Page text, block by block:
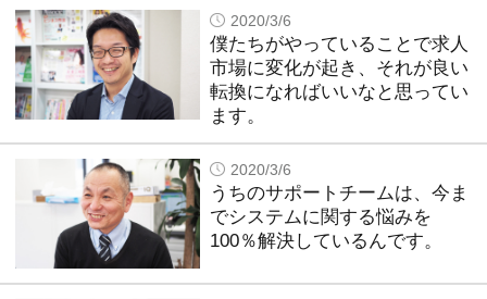
2020/3/6
僕たちがやっていることで求人
市場に変化が起き、それが良い
転換になればいいなと思ってい
ます。
2020/3/6
うちのサポートチームは、今ま
でシステムに関する悩みを
100％解決しているんです。